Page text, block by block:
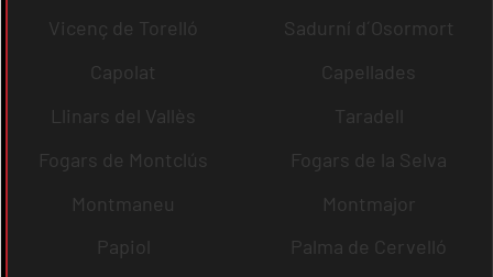
Vicenç de Torelló
Sadurní d´Osormort
Capolat
Capellades
Llinars del Vallès
Taradell
Fogars de Montclús
Fogars de la Selva
Montmaneu
Montmajor
Papiol
Palma de Cervelló